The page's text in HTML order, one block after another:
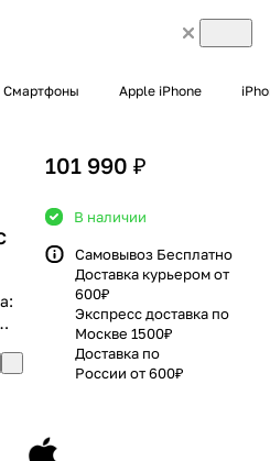
Смартфоны Apple iPhone
101 990 ₽
В наличии
Самовывоз Бесплатно
Доставка курьером от
600₽
Экспресс доставка по
Москве 1500₽
Доставка по
России от 600₽